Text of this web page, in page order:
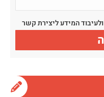
ולעיבוד המידע ליצירת קשר